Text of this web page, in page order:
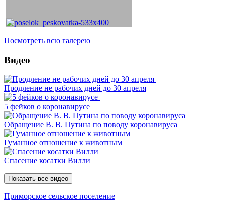
Посмотреть всю галерею
Видео
Продление не рабочих дней до 30 апреля
5 фейков о коронавирусе
Обращение В. В. Путина по поводу коронавируса
Гуманное отношение к животным
Спасение косатки Вилли
Показать все видео
Приморское сельское поселение